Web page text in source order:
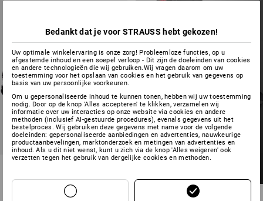
NOG STEEDS DE
JUISTE SCHOEN NIET
Schoenenzoeker
starten
Bedankt dat je voor STRAUSS hebt gekozen!
Uw optimale winkelervaring is onze zorg! Probleemloze functies, op u
afgestemde inhoud en een soepel verloop - Dit zijn de doeleinden van cookies
en andere technologieën die wij gebruiken.Wij vragen daarom om uw
toestemming voor het opslaan van cookies en het gebruik van gegevens op
basis van uw persoonlijke voorkeuren.
Om u gepersonaliseerde inhoud te kunnen tonen, hebben wij uw toestemming
nodig. Door op de knop 'Alles accepteren' te klikken, verzamelen wij
informatie over uw interacties op onze website via cookies en andere
methoden (inclusief AI-gestuurde procedures), evenals gegevens uit het
bestelproces. Wij gebruiken deze gegevens met name voor de volgende
doeleinden: gepersonaliseerde aanbiedingen en advertenties, nauwkeurige
productaanbevelingen, marktonderzoek en metingen van advertenties en
inhoud. Als u dit niet wenst, kunt u zich via de knop 'Alles weigeren' ook
verzetten tegen het gebruik van dergelijke cookies en methoden.